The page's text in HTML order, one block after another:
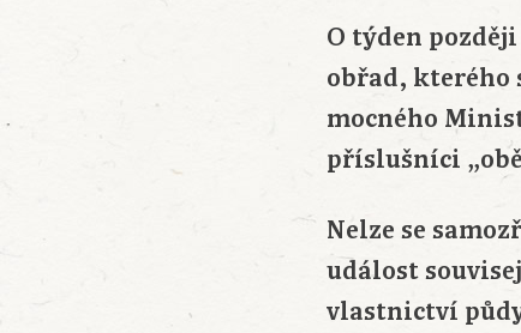
O týden
obřad, kterého
mocného
příslušníci
Nelze se
událost
vlastnictví